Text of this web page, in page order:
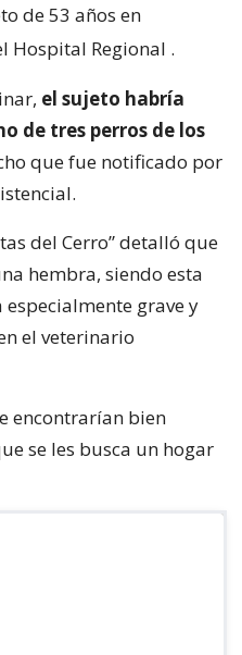
de 53 años en
Hospital Regional .
el sujeto habría
de tres perros de los
que fue notificado por
del Cerro” detalló que
hembra, siendo esta
grave y
el veterinario
encontrarían bien
se les busca un hogar